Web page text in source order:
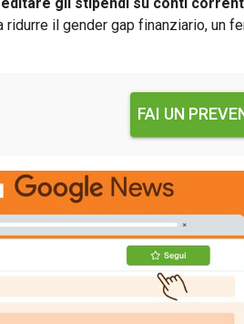
ridurre il gender gap finanziario, un
FAI UN